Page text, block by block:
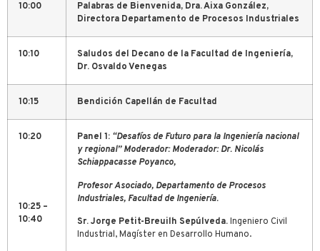
10:00
Palabras de Bienvenida, Dra. Aixa González,
Directora Departamento de Procesos Industriales
10:10
Saludos del Decano de la Facultad de Ingeniería,
Dr. Osvaldo Venegas
10:15 Bendición Capellán de Facultad
10:20
10:25 –
10:40
Panel 1: “Desafíos de Futuro para la Ingeniería nacional
y regional” Moderador: Moderador: Dr. Nicolás
Schiappacasse Poyanco,
Profesor Asociado, Departamento de Procesos
Industriales, Facultad de Ingeniería.
Sr. Jorge Petit-Breuilh Sepúlveda.Ingeniero Civil
Industrial, Magíster en Desarrollo Humano.